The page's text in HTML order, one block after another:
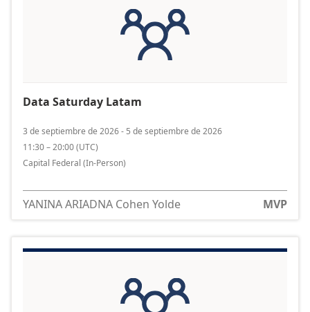
Data Saturday Latam
3 de septiembre de 2026 - 5 de septiembre de 2026
11:30 – 20:00(UTC)
Capital Federal (In-Person)
YANINA ARIADNA Cohen Yolde MVP